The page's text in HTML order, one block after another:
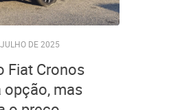
DE 2025
Fiat Cronos
opção, mas